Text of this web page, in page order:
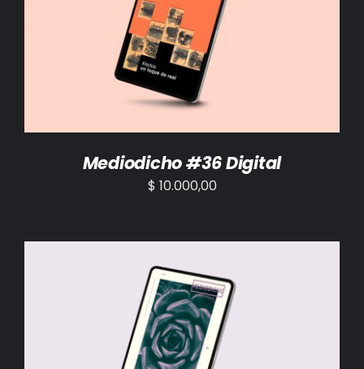
AÑADIR AL CARRITO /
Mediodicho #36 Digital
$ 10.000,00
AÑADIR AL CARRITO /